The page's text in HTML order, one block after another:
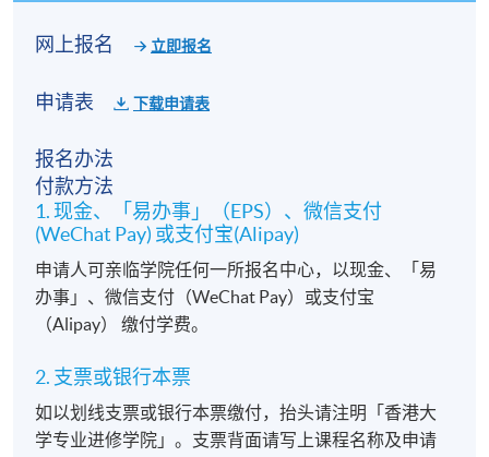
网上报名 立即报名
申请表 下载申请表
报名办法
付款方法
1. 现金、「易办事」（EPS）、微信支付
(WeChat Pay) 或支付宝(Alipay)
申请人可亲临学院任何一所报名中心，以现金、「易
办事」、微信支付（WeChat Pay）或支付宝
（Alipay） 缴付学费。
2. 支票或银行本票
如以划线支票或银行本票缴付，抬头请注明「香港大
学专业进修学院」。支票背面请写上课程名称及申请